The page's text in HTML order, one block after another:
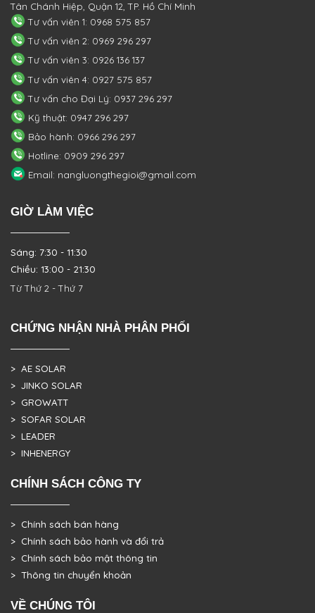
Tân Chánh Hiệp, Quận 12, TP. Hồ Chí Minh
Tư vấn viên 1: 0968 575 857
Tư vấn viên 2: 0969 296 297
Tư vấn viên 3: 0926 136 137
Tư vấn viên 4: 0927 575 857
Tư vấn cho Đại Lý: 0937 296 297
Kỹ thuật: 0947 296 297
Bảo hành: 0966 296 297
Hotline: 0909 296 297
Email: nangluongthegioi@gmail.com
GIỜ LÀM VIỆC
Sáng: 7:30 - 11:30
Chiều: 13:00 - 21:30
Từ Thứ 2 - Thứ 7
CHỨNG NHẬN NHÀ PHÂN PHỐI
> AE SOLAR
> JINKO SOLAR
> GROWATT
> SOFAR SOLAR
> LEADER
> INHENERGY
CHÍNH SÁCH CÔNG TY
> Chính sách bán hàng
> Chính sách bảo hành và đổi trả
> Chính sách bảo mật thông tin
> Thông tin chuyển khoản
VỀ CHÚNG TÔI